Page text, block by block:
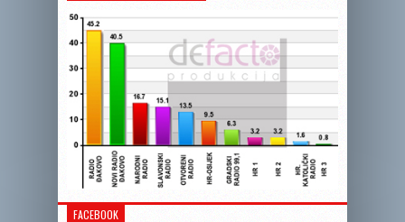
FACEBOOK